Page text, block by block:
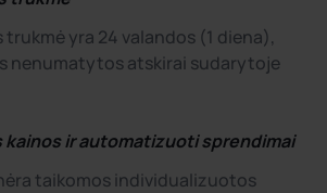
yra 24 valandos (1 diena),
nenumatytos atskirai sudarytoje
ir automatizuoti sprendimai
taikomos individualizuotos